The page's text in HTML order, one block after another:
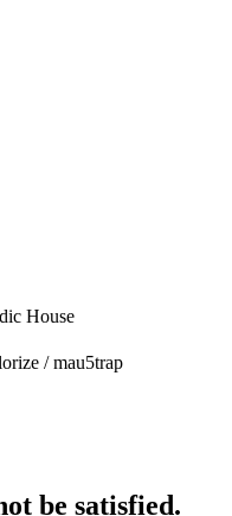
House
/ mau5trap